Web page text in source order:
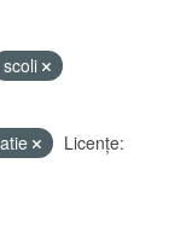
scoli
Licenţe: